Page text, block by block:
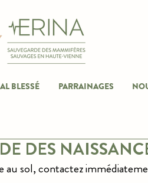
BLESSÉ PARRAINAGES
DES
au sol, contactez